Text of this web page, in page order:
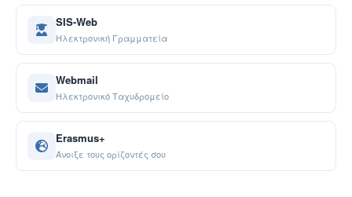
SIS-Web
Ηλεκτρονική Γραμματεία
Webmail
Ηλεκτρονικό Ταχυδρομείο
Erasmus+
Άνοιξε τους ορίζοντές σου